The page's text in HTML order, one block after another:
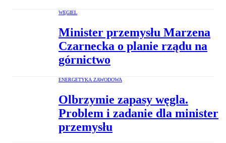
WĘGIEL
Minister przemysłu Marzena
Czarnecka o planie rządu na
górnictwo
ENERGETYKA ZAWODOWA
Olbrzymie zapasy węgla.
Problem i zadanie dla minister
przemysłu